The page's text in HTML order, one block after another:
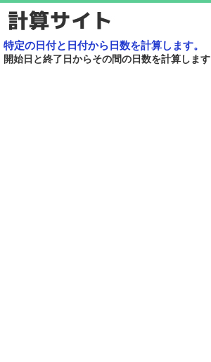
特定の日付と日付から日数を計算します。
開始日と終了日からその間の日数を計算します